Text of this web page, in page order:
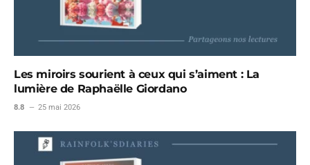
Les miroirs sourient à ceux qui s’aiment : La
lumière de Raphaëlle Giordano
8.8 25 mai 2026